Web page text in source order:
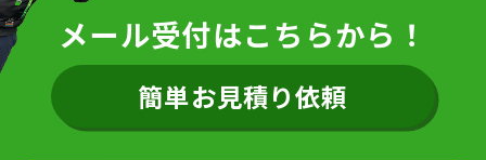
メール受付はこちらから！
簡単お見積り依頼